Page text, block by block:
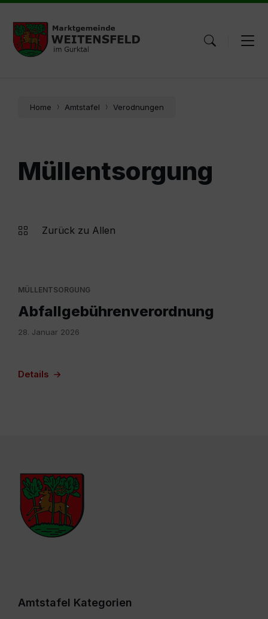
Skip
content
Skip
main
navigation
Skip
footer
Home Amtstafel Verodnungen
Müllentsorgung
Zurück zu Allen
MÜLLENTSORGUNG
Abfallgebührenverordnung
28. Januar 2026
Details
Amtstafel Kategorien